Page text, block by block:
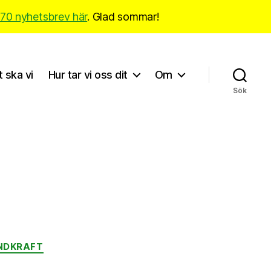
nyhetsbrev här. Glad sommar!
ska vi Hur tar vi oss dit Om
Sök